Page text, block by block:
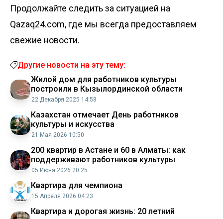
Продолжайте следить за ситуацией на
Qazaq24.com, где мы всегда предоставляем
свежие новости.
Другие новости на эту тему:
Жилой дом для работников культуры
построили в Кызылординской области
22 Декабря 2025 14:58
Казахстан отмечает День работников
культуры и искусства
21 Мая 2026 10:50
200 квартир в Астане и 60 в Алматы: как
поддерживают работников культуры
05 Июня 2026 20:25
Квартира для чемпиона
15 Апреля 2026 04:23
Квартира и дорогая жизнь: 20 летний